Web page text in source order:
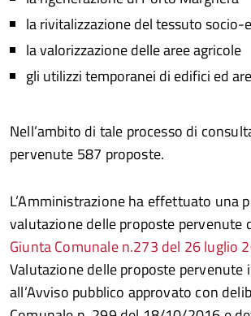
la rivitalizzazione del tessuto socio-
la valorizzazione delle aree agricole
gli utilizzi temporanei di edifici ed
Nell’ambito di tale processo di
pervenute 587 proposte.
L’Amministrazione ha effettuato una
valutazione delle proposte pervenute
Giunta Comunale n.273 del 26 luglio
Valutazione delle proposte pervenute
all’Avviso pubblico approvato con